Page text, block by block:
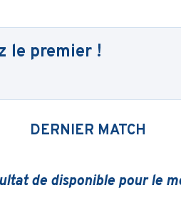
le premier !
DERNIER MATCH
de disponible pour le